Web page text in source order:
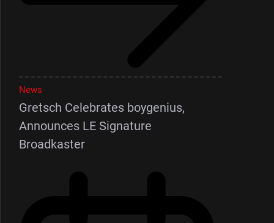
News
Gretsch Celebrates boygenius,
Announces LE Signature
Broadkaster